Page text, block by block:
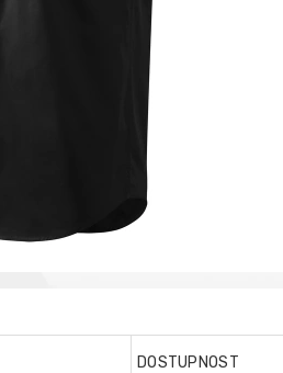
DOSTUPNOST